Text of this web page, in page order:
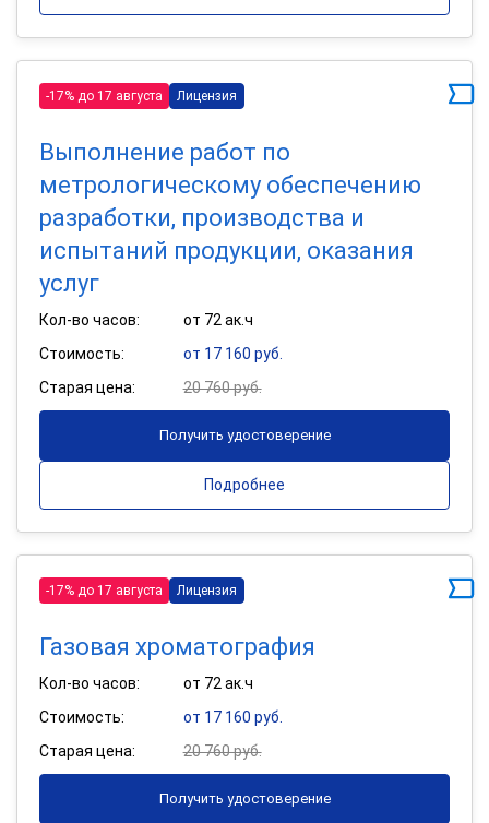
-17% до 17 августа Лицензия
Выполнение работ по
метрологическому обеспечению
разработки, производства и
испытаний продукции, оказания
услуг
Кол-во часов:
от 72 ак.ч
Стоимость:
от 17 160 руб.
Старая цена:
20 760 руб.
Получить удостоверение
Подробнее
-17% до 17 августа Лицензия
Газовая хроматография
Кол-во часов:
от 72 ак.ч
Стоимость:
от 17 160 руб.
Старая цена:
20 760 руб.
Получить удостоверение